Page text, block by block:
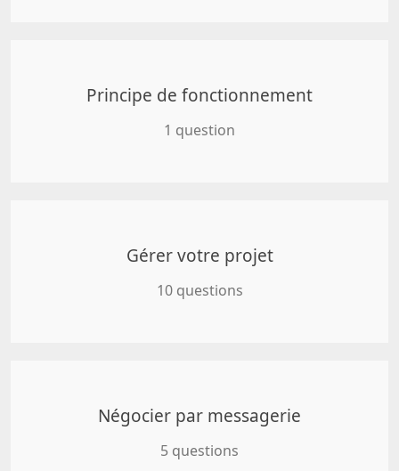
Principe de fonctionnement
1 question
Gérer votre projet
10 questions
Négocier par messagerie
5 questions